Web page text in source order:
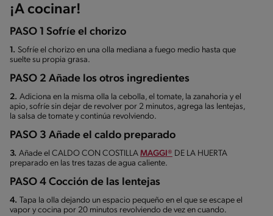
¡A cocinar!
PASO 1 Sofríe el chorizo
1. Sofríe el chorizo en una olla mediana a fuego medio hasta que
suelte su propia grasa.
PASO 2 Añade los otros ingredientes
2. Adiciona en la misma olla la cebolla, el tomate, la zanahoria y el
apio, sofríe sin dejar de revolver por 2 minutos, agrega las lentejas,
la salsa de tomate y continúa revolviendo.
PASO 3 Añade el caldo preparado
3. Añade el CALDO CON COSTILLA MAGGI® DE LA HUERTA
preparado en las tres tazas de agua caliente.
PASO 4 Cocción de las lentejas
4. Tapa la olla dejando un espacio pequeño en el que se escape el
vapor y cocina por 20 minutos revolviendo de vez en cuando.